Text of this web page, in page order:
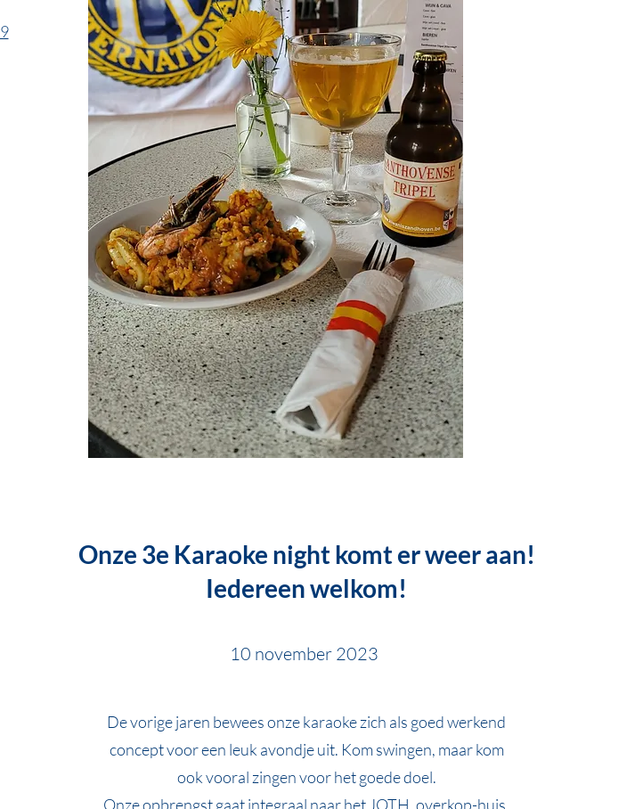
Onze 3e Karaoke night komt er weer aan!
Iedereen welkom!
10 november 2023
De vorige jaren bewees onze karaoke zich als goed werkend
concept voor een leuk avondje uit. Kom swingen, maar kom
ook vooral zingen voor het goede doel.
Onze opbrengst gaat integraal naar het JOTH, overkop-huis.